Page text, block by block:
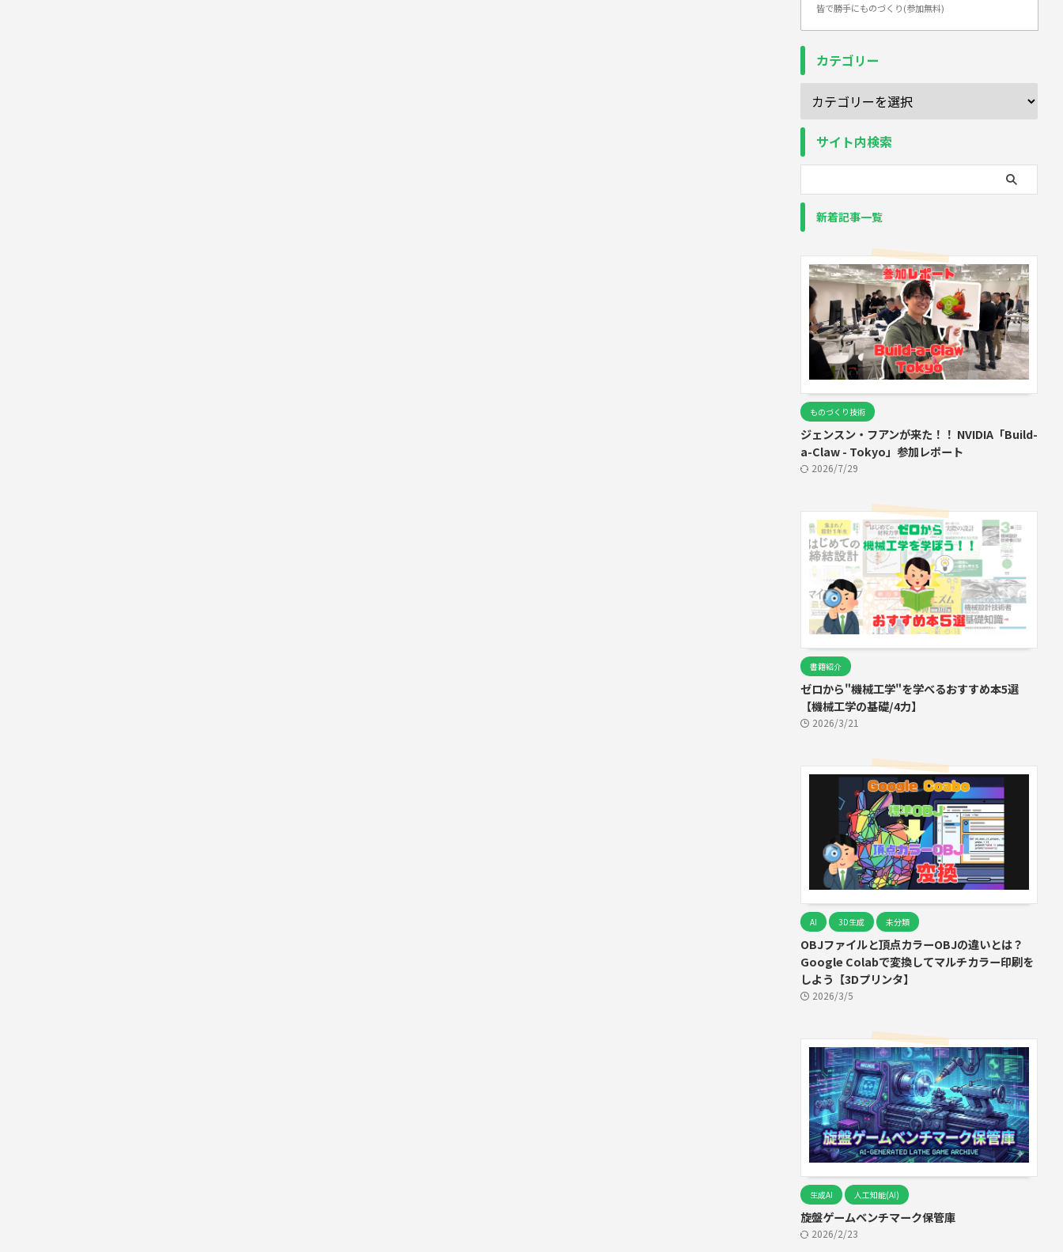
皆で勝手にものづくり(参加無料)
カテゴリー
サイト内検索
新着記事一覧
ものづくり技術
ジェンスン・フアンが来た！！ NVIDIA「Build-
a-Claw - Tokyo」参加レポート
2026/7/29
書籍紹介
ゼロから"機械工学"を学べるおすすめ本5選
【機械工学の基礎/4力】
2026/3/21
AI 3D生成 未分類
OBJファイルと頂点カラーOBJの違いとは？
Google Colabで変換してマルチカラー印刷を
しよう【3Dプリンタ】
2026/3/5
生成AI 人工知能(AI)
旋盤ゲームベンチマーク保管庫
2026/2/23